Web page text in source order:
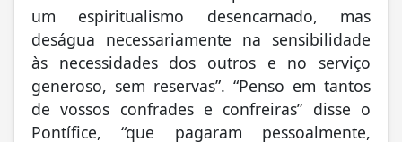
um espiritualismo desencarnado, mas
deságua necessariamente na sensibilidade
às necessidades dos outros e no serviço
generoso, sem reservas”. “Penso em tantos
de vossos confrades e confreiras” disse o
Pontífice, “que pagaram pessoalmente,